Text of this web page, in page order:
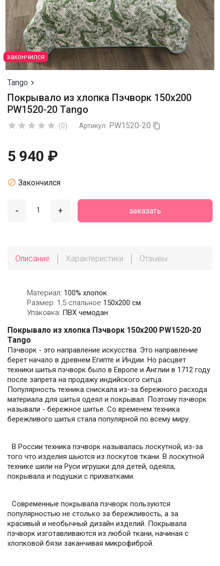
закончился
Tango 
Покрывало из хлопка Пэчворк 150х200
PW1520-20 Tango
     (0) Артикул: PW1520-20 
5 940 ₽
 Закончился
- + заказать
Описание Характеристики Отзывы
Материал: 100% хлопок
Размер: 1,5 спальное 150х200 см
Упаковка: ПВХ чемодан
Покрывало из хлопка Пэчворк 150х200 PW1520-20
Tango
Пэчворк - это направление искусства. Это направление
берет начало в древнем Египте и Индии. Но расцвет
техники шитья пэчворк было в Европе и Англии в 1712 году
после запрета на продажу индийского ситца.
Популярность техника снискала из-за бережного расхода
материала для шитья одеял и покрывал. Поэтому пэчворк
называли - бережное шитье. Со временем техника
бережливого шитья стала популярной по всему миру.
В России техника пэчворк называлась лоскутной, из-за
того что изделия шьются из лоскутов ткани. В лоскутной
технике шили на Руси игрушки для детей, одеяла,
покрывала и подушки с прихватками.
Современные покрывала пэчворк пользуются
популярностью не столько за бережливость, а за
красивый и необычный дизайн изделий. Покрывала
пэчворк изготавливаются из любой ткани, начиная с
хлопковой бязи заканчивая микрофиброй.